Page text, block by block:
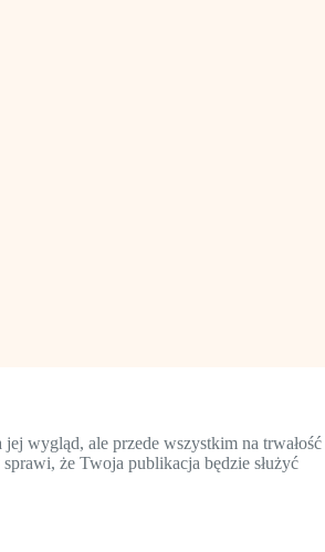
wygląd, ale przede wszystkim na trwałość
że Twoja publikacja będzie służyć